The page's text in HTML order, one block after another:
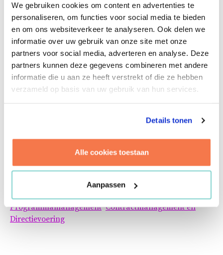
We gebruiken cookies om content en advertenties te
personaliseren, om functies voor social media te bieden
en om ons websiteverkeer te analyseren. Ook delen we
informatie over uw gebruik van onze site met onze
partners voor social media, adverteren en analyse. Deze
partners kunnen deze gegevens combineren met andere
informatie die u aan ze heeft verstrekt of die ze hebben
verzameld op basis van uw gebruik van hun services.
Details tonen
Alle cookies toestaan
Aanpassen
projectmanager te zijn.
We adviseren, managen en begeleiden gedurende alle
projectfasen en in de breedste zin van het woord. Dat
doen we met een hecht en op elkaar ingespeeld team
bestaande uit managers, kostenadviseurs en
directievoerders die allemaal hun professionele
counterparts hebben in de Holland Casino organisatie.
ons de drive om te werken aan een casino dat je niet
speeltafel in Venlo!
verloopt.
Kostenadvisering
Programmamanagement Contractmanagement en
Directievoering